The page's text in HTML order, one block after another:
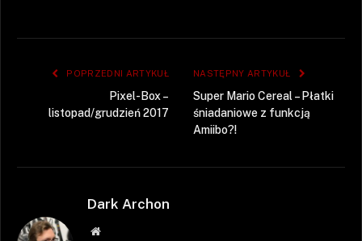
POPRZEDNI ARTYKUŁ
Pixel-Box –
listopad/grudzień 2017
NASTĘPNY ARTYKUŁ
Super Mario Cereal – Płatki
śniadaniowe z funkcją
Amiibo?!
Dark Archon
Strona